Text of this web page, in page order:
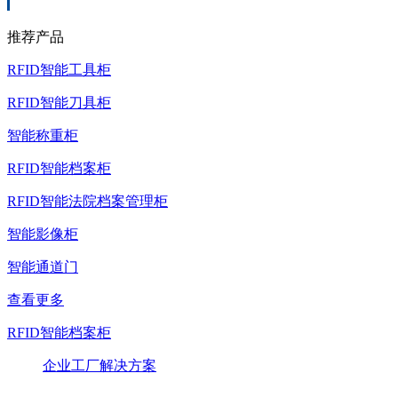
推荐产品
RFID智能工具柜
RFID智能刀具柜
智能称重柜
RFID智能档案柜
RFID智能法院档案管理柜
智能影像柜
智能通道门
查看更多
RFID智能档案柜
企业工厂解决方案